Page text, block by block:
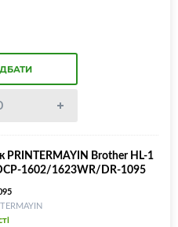
Brother HL-1
1602/1623WR/DR-1095